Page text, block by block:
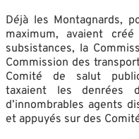
Déjà les Montagnards,
maximum, avaient
subsistances, la
Commission des
Comité de salut
taxaient les denrées
d’innombrables agents
et appuyés sur des